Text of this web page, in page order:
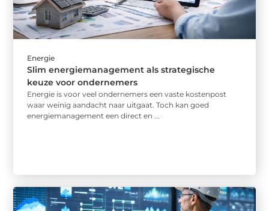
Energie
Slim energiemanagement als strategische
keuze voor ondernemers
Energie is voor veel ondernemers een vaste kostenpost
waar weinig aandacht naar uitgaat. Toch kan goed
energiemanagement een direct en ...